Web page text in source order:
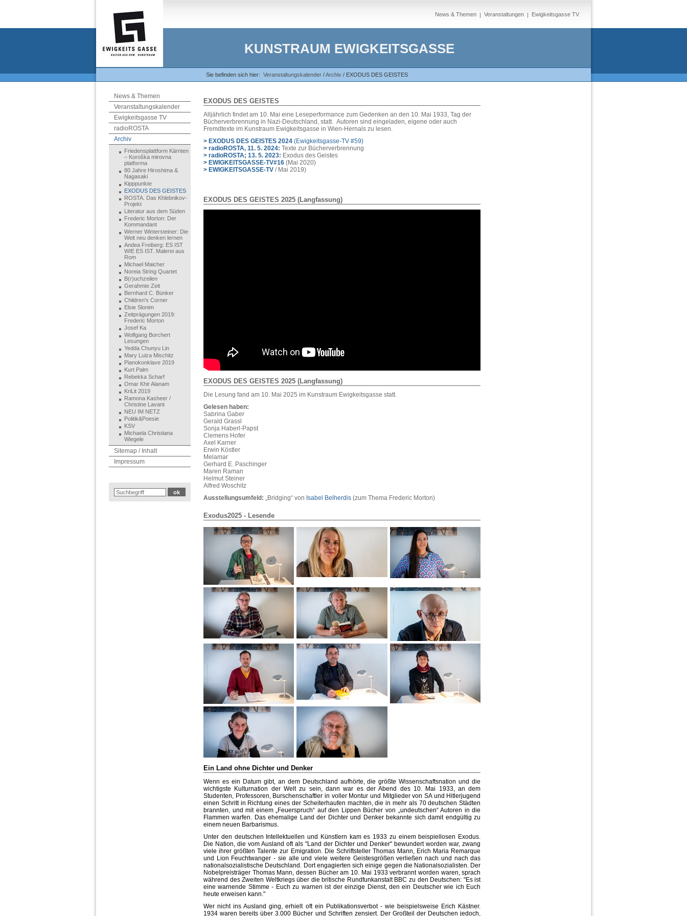
News & Themen Veranstaltungen Ewigkeitsgasse TV
KUNSTRAUM EWIGKEITSGASSE
Sie befinden sich hier: Veranstaltungskalender /Archiv / EXODUS DES GEISTES
News & Themen
Veranstaltungskalender
Ewigkeitsgasse TV
radioROSTA
Archiv
Friedensplattform Kärnten
– Koroška mirovna
platforma
80 Jahre Hiroshima &
Nagasaki
Kipppunkte
EXODUS DES GEISTES
ROSTA. Das Khlebnikov-
Projekt
Literatur aus dem Süden
Frederic Morton: Der
Kommandant
Werner Wintersteiner: Die
Welt neu denken lernen
Andea Freiberg: ES IST
WIE ES IST. Malerei aus
Rom
Michael Maicher
Noreia String Quartet
B(r)uchzeilen
Gerahmte Zeit
Bernhard C. Bünker
Children's Corner
Elsie Slonim
Zeitprägungen 2019:
Frederic Morton
Josef Ka
Wolfgang Borchert
Lesungen
Yedda Chunyu Lin
Mary Luiza Mischitz
Pianokonklave 2019
Kurt Palm
Rebekka Scharf
Omar Khir Alanam
KriLit 2019
Ramona Kasheer /
Christine Lavant
NEU IM NETZ
Politik&Poesie
KSV
Michaela Christiana
Wiegele
Sitemap / Inhalt
Impressum
EXODUS DES GEISTES
Alljährlich findet am 10. Mai eine Leseperformance zum Gedenken an den 10. Mai 1933, Tag der
Bücherverbrennung in Nazi-Deutschland, statt. Autoren sind eingeladen, eigene oder auch
Fremdtexte im Kunstraum Ewigkeitsgasse in Wien-Hernals zu lesen.
> EXODUS DES GEISTES 2024 (Ewigkeitsgasse-TV #59)
> radioROSTA, 11. 5. 2024: Texte zur Bücherverbrennung
> radioROSTA; 13. 5. 2023: Exodus des Geistes
> EWIGKEITSGASSE-TV#16 (Mai 2020)
> EWIGKEITSGASSE-TV / Mai 2019)
EXODUS DES GEISTES 2025 (Langfassung)
EXODUS DES GEISTES 2025 (Langfassung)
Die Lesung fand am 10. Mai 2025 im Kunstraum Ewigkeitsgasse statt.
Gelesen haben:
Sabrina Gaber
Gerald Grassl
Sonja Haberl-Papst
Clemens Hofer
Axel Karner
Erwin Köstler
Melamar
Gerhard E. Paschinger
Maren Raman
Helmut Steiner
Alfred Woschitz
Ausstellungsumfeld: „Bridging“ von Isabel Belherdis (zum Thema Frederic Morton)
Exodus2025 - Lesende
Ein Land ohne Dichter und Denker
Wenn es ein Datum gibt, an dem Deutschland aufhörte, die größte Wissenschaftsnation und die
wichtigste Kulturnation der Welt zu sein, dann war es der Abend des 10. Mai 1933, an dem
Studenten, Professoren, Burschenschaftler in voller Montur und Mitglieder von SA und Hitlerjugend
einen Schritt in Richtung eines der Scheiterhaufen machten, die in mehr als 70 deutschen Städten
brannten, und mit einem „Feuerspruch“ auf den Lippen Bücher von „undeutschen“ Autoren in die
Flammen warfen. Das ehemalige Land der Dichter und Denker bekannte sich damit endgültig zu
einem neuen Barbarismus.
Unter den deutschen Intellektuellen und Künstlern kam es 1933 zu einem beispiellosen Exodus.
Die Nation, die vom Ausland oft als "Land der Dichter und Denker" bewundert worden war, zwang
viele ihrer größten Talente zur Emigration. Die Schriftsteller Thomas Mann, Erich Maria Remarque
und Lion Feuchtwanger - sie alle und viele weitere Geistesgrößen verließen nach und nach das
nationalsozialistische Deutschland. Dort engagierten sich einige gegen die Nationalsozialisten. Der
Nobelpreisträger Thomas Mann, dessen Bücher am 10. Mai 1933 verbrannt worden waren, sprach
während des Zweiten Weltkriegs über die britische Rundfunkanstalt BBC zu den Deutschen: "Es ist
eine warnende Stimme - Euch zu warnen ist der einzige Dienst, den ein Deutscher wie ich Euch
heute erweisen kann."
Wer nicht ins Ausland ging, erhielt oft ein Publikationsverbot - wie beispielsweise Erich Kästner.
1934 waren bereits über 3.000 Bücher und Schriften zensiert. Der Großteil der Deutschen jedoch,